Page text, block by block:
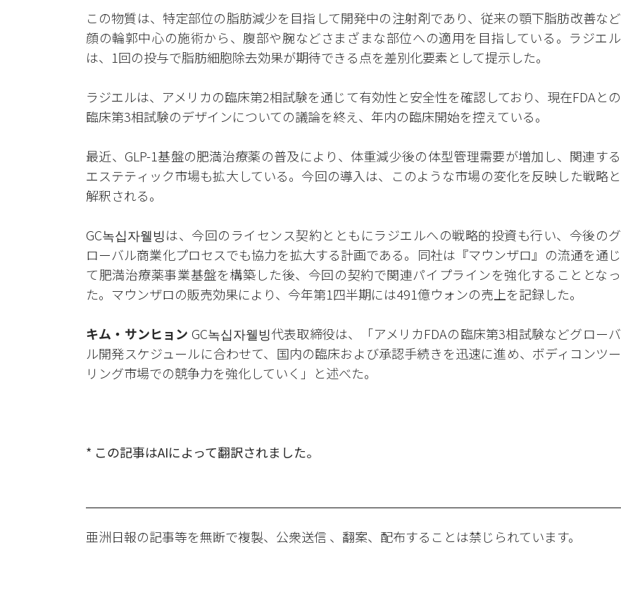
この物質は、特定部位の脂肪減少を目指して開発中の注射剤であり、従来の顎下脂肪改善など
顔の輪郭中心の施術から、腹部や腕などさまざまな部位への適用を目指している。ラジエル
は、1回の投与で脂肪細胞除去効果が期待できる点を差別化要素として提示した。
ラジエルは、アメリカの臨床第2相試験を通じて有効性と安全性を確認しており、現在FDAとの
臨床第3相試験のデザインについての議論を終え、年内の臨床開始を控えている。
最近、GLP-1基盤の肥満治療薬の普及により、体重減少後の体型管理需要が増加し、関連する
エステティック市場も拡大している。今回の導入は、このような市場の変化を反映した戦略と
解釈される。
GC녹십자웰빙は、今回のライセンス契約とともにラジエルへの戦略的投資も行い、今後のグ
ローバル商業化プロセスでも協力を拡大する計画である。同社は『マウンザロ』の流通を通じ
て肥満治療薬事業基盤を構築した後、今回の契約で関連パイプラインを強化することとなっ
た。マウンザロの販売効果により、今年第1四半期には491億ウォンの売上を記録した。
キム・サンヒョン GC녹십자웰빙代表取締役は、「アメリカFDAの臨床第3相試験などグローバ
ル開発スケジュールに合わせて、国内の臨床および承認手続きを迅速に進め、ボディコンツー
リング市場での競争力を強化していく」と述べた。
* この記事はAIによって翻訳されました。
亜洲日報の記事等を無断で複製、公衆送信 、翻案、配布することは禁じられています。